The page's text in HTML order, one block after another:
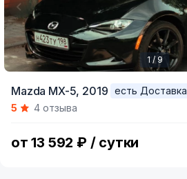
of
1 / 9
Mazda MX-5, 2019
есть Доставка
5
4 отзыва
от 13 592 ₽ / сутки